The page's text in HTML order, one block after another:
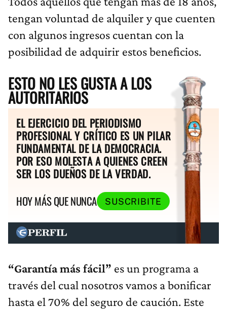
tengan voluntad de alquiler y que cuenten
con algunos ingresos cuentan con la
posibilidad de adquirir estos beneficios.
ESTO NO LES GUSTA A LOS
AUTORITARIOS
EL EJERCICIO DEL PERIODISMO
PROFESIONAL Y CRÍTICO ES UN PILAR
FUNDAMENTAL DE LA DEMOCRACIA.
POR ESO MOLESTA A QUIENES CREEN
SER LOS DUEÑOS DE LA VERDAD.
HOY MÁS QUE NUNCA
SUSCRIBITE
“Garantía más fácil” es un programa a
través del cual nosotros vamos a bonificar
hasta el 70% del seguro de caución. Este